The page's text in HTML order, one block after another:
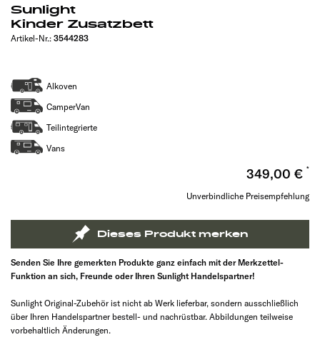
Sunlight
Kinder Zusatzbett
Artikel-Nr.: 3544283
Alkoven
CamperVan
Teilintegrierte
Vans
349,00 €
Unverbindliche Preisempfehlung
Dieses Produkt merken
Senden Sie Ihre gemerkten Produkte ganz einfach mit der Merkzettel-
Funktion an sich, Freunde oder Ihren Sunlight Handelspartner!
Sunlight Original-Zubehör ist nicht ab Werk lieferbar, sondern ausschließlich
über Ihren Handelspartner bestell- und nachrüstbar. Abbildungen teilweise
vorbehaltlich Änderungen.